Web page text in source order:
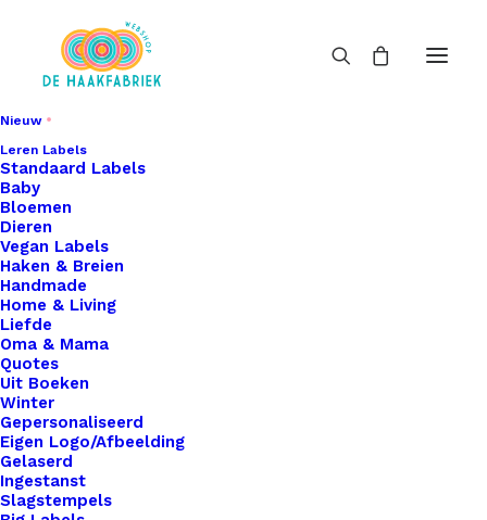
Nieuw
Leren Labels
Standaard Labels
Baby
Bloemen
Dieren
Vegan Labels
Haken & Breien
Handmade
Home & Living
Liefde
Oma & Mama
Quotes
Uit Boeken
Winter
Gepersonaliseerd
Eigen Logo/Afbeelding
Gelaserd
Ingestanst
Slagstempels